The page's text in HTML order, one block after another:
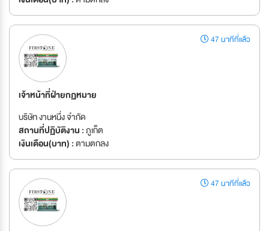
47 นาทีที่แล้ว
เจ้าหน้าที่ฝ่ายกฏหมาย
บริษัท งานหนึ่ง จำกัด
สถานที่ปฏิบัติงาน :ภูเก็ต
เงินเดือน(บาท) :ตามตกลง
47 นาทีที่แล้ว